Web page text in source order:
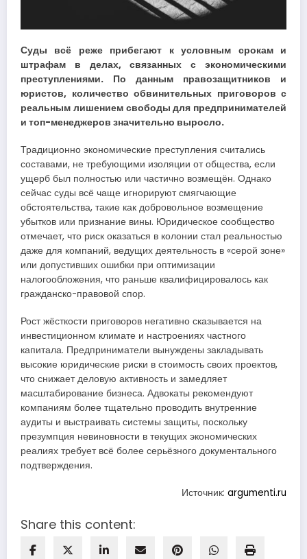
Суды всё реже прибегают к условным срокам и
штрафам в делах, связанных с экономическими
преступлениями. По данным правозащитников и
юристов, количество обвинительных приговоров с
реальным лишением свободы для предпринимателей
и топ-менеджеров значительно выросло.
Традиционно экономические преступления считались
составами, не требующими изоляции от общества, если
ущерб был полностью или частично возмещён. Однако
сейчас суды всё чаще игнорируют смягчающие
обстоятельства, такие как добровольное возмещение
убытков или признание вины. Юридическое сообщество
отмечает, что риск оказаться в колонии стал реальностью
даже для компаний, ведущих деятельность в «серой зоне»
или допустивших ошибки при оптимизации
налогообложения, что раньше квалифицировалось как
гражданско-правовой спор.
Рост жёсткости приговоров негативно сказывается на
инвестиционном климате и настроениях частного
капитала. Предприниматели вынуждены закладывать
высокие юридические риски в стоимость своих проектов,
что снижает деловую активность и замедляет
масштабирование бизнеса. Адвокаты рекомендуют
компаниям более тщательно проводить внутренние
аудиты и выстраивать системы защиты, поскольку
презумпция невиновности в текущих экономических
реалиях требует всё более серьёзного документального
подтверждения.
Источник: argumenti.ru
Share this content: